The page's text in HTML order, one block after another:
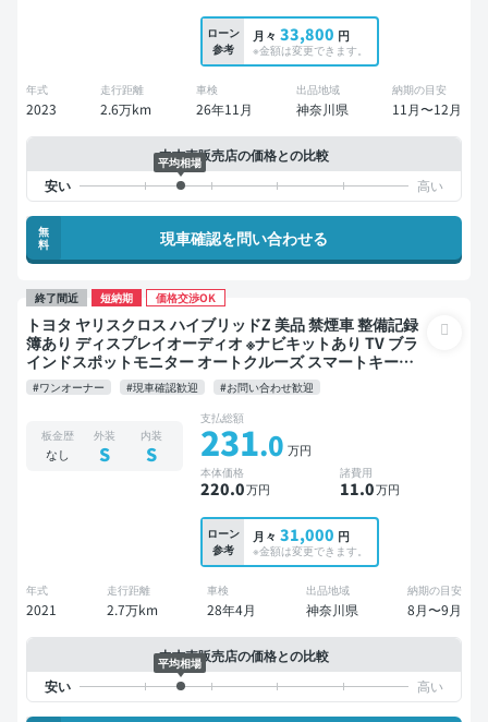
ローン
参考
月々 33,800 円
※金額は変更できます。
年式
2023
走行距離
2.6万km
車検
26年11月
出品地域
神奈川県
納期の目安
11月〜12月
中古車販売店の価格との比較
平均相場
無
料
現車確認を問い合わせる
終了間近 短納期 価格交渉OK
トヨタ ヤリスクロス ハイブリッドZ 美品 禁煙車 整備記録
簿あり ディスプレイオーディオ ※ナビキットあり TV ブラ
インドスポットモニター オートクルーズ スマートキー
ETC バックモニター 全方位カメラ ドライブレコーダー 衝
突軽減
#ワンオーナー #現車確認歓迎 #お問い合わせ歓迎
板金歴
なし
外装
S
内装
S
支払総額
231.0 万円
本体価格
220.0万円
諸費用
11.0万円
ローン
参考
月々 31,000 円
※金額は変更できます。
年式
2021
走行距離
2.7万km
車検
28年4月
出品地域
神奈川県
納期の目安
8月〜9月
中古車販売店の価格との比較
平均相場